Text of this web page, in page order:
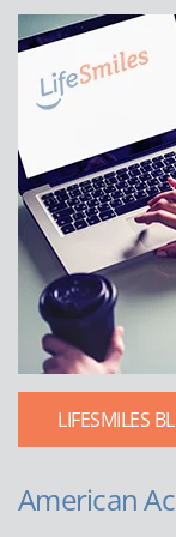
LIFESMILES
American